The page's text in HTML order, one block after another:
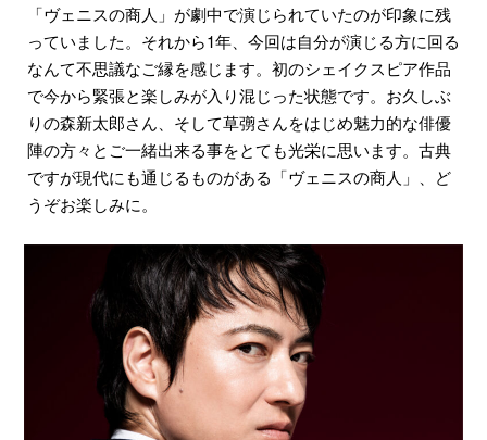
「ヴェニスの商人」が劇中で演じられていたのが印象に残
っていました。それから1年、今回は自分が演じる方に回る
なんて不思議なご縁を感じます。初のシェイクスピア作品
で今から緊張と楽しみが入り混じった状態です。お久しぶ
りの森新太郎さん、そして草彅さんをはじめ魅力的な俳優
陣の方々とご一緒出来る事をとても光栄に思います。古典
ですが現代にも通じるものがある「ヴェニスの商人」、ど
うぞお楽しみに。